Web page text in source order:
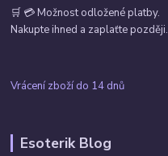
🛒 💳 Možnost odložené platby.
Nakupte ihned a zaplaťte později.
Vrácení zboží do 14 dnů
Esoterik Blog